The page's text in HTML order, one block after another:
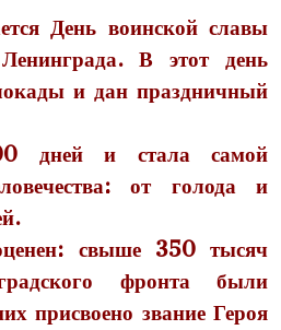
День воинской славы
В этот день
и дан праздничный
дней и стала самой
от голода и
свыше 350 тысяч
фронта были
присвоено звание Героя